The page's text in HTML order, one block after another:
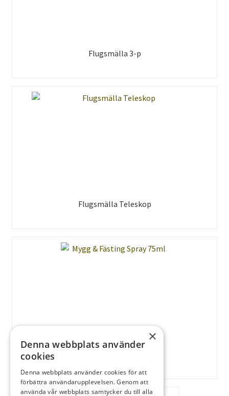
Flugsmälla 3-p
Flugsmälla Teleskop
×
Denna webbplats använder
cookies
Denna webbplats använder cookies för att
förbättra användarupplevelsen. Genom att
använda vår webbplats samtycker du till alla